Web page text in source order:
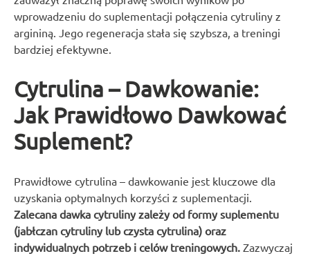
wprowadzeniu do suplementacji połączenia cytruliny z
argininą. Jego regeneracja stała się szybsza, a treningi
bardziej efektywne.
Cytrulina – Dawkowanie:
Jak Prawidłowo Dawkować
Suplement?
Prawidłowe cytrulina – dawkowanie jest kluczowe dla
uzyskania optymalnych korzyści z suplementacji.
Zalecana dawka cytruliny zależy od formy suplementu
(jabłczan cytruliny lub czysta cytrulina) oraz
indywidualnych potrzeb i celów treningowych. Zazwyczaj